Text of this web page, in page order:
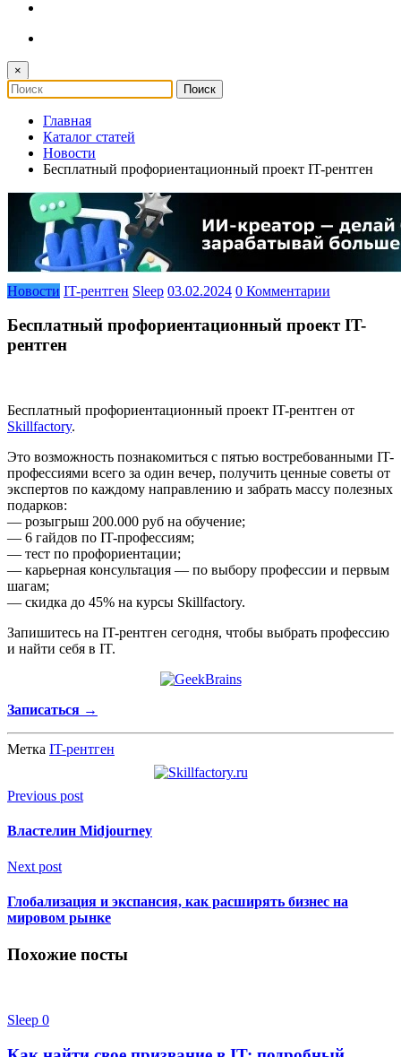
×
Главная
Каталог статей
Новости
Бесплатный профориентационный проект IT-рентген
Новости IT-рентген Sleep 03.02.2024 0 Комментарии
Бесплатный профориентационный проект IT-
рентген
Бесплатный профориентационный проект IT-рентген от
Skillfactory.
Это возможность познакомиться с пятью востребованными IT-
профессиями всего за один вечер, получить ценные советы от
экспертов по каждому направлению и забрать массу полезных
подарков:
— розыгрыш 200.000 руб на обучение;
— 6 гайдов по IT-профессиям;
— тест по профориентации;
— карьерная консультация — по выбору профессии и первым
шагам;
— скидка до 45% на курсы Skillfactory.
Запишитесь на IT-рентген сегодня, чтобы выбрать профессию
и найти себя в IT.
Записаться →
Метка IT-рентген
Previous post
Властелин Midjourney
Next post
Глобализация и экспансия, как расширять бизнес на
мировом рынке
Похожие посты
Sleep 0